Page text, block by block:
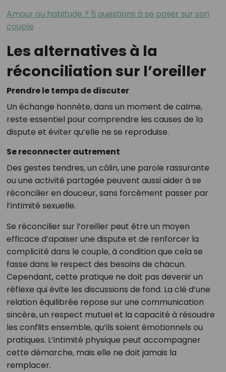
Amour ou habitude ? 5 questions à se poser sur son
couple
Les alternatives à la
réconciliation sur l’oreiller
Prendre le temps de discuter
Un échange honnête, dans un moment de calme,
reste essentiel pour comprendre les causes de la
dispute et éviter qu’elle ne se reproduise.
Se reconnecter autrement
Des gestes tendres, un câlin, une parole rassurante
ou une activité partagée peuvent aussi aider à se
réconcilier en douceur, sans forcément passer par
l’intimité sexuelle.
Se réconcilier sur l’oreiller peut être un moyen
efficace d’apaiser une dispute et de renforcer la
complicité dans le couple, à condition que cela se
fasse dans le respect des besoins de chacun.
Cependant, cette pratique ne doit pas devenir un
réflexe qui évite les discussions de fond. La clé d’une
relation équilibrée repose sur une communication
sincère, un respect mutuel et la capacité à résoudre
les conflits ensemble, qu’ils soient émotionnels ou
pratiques. L’intimité physique peut accompagner
cette démarche, mais elle ne doit jamais la
remplacer.